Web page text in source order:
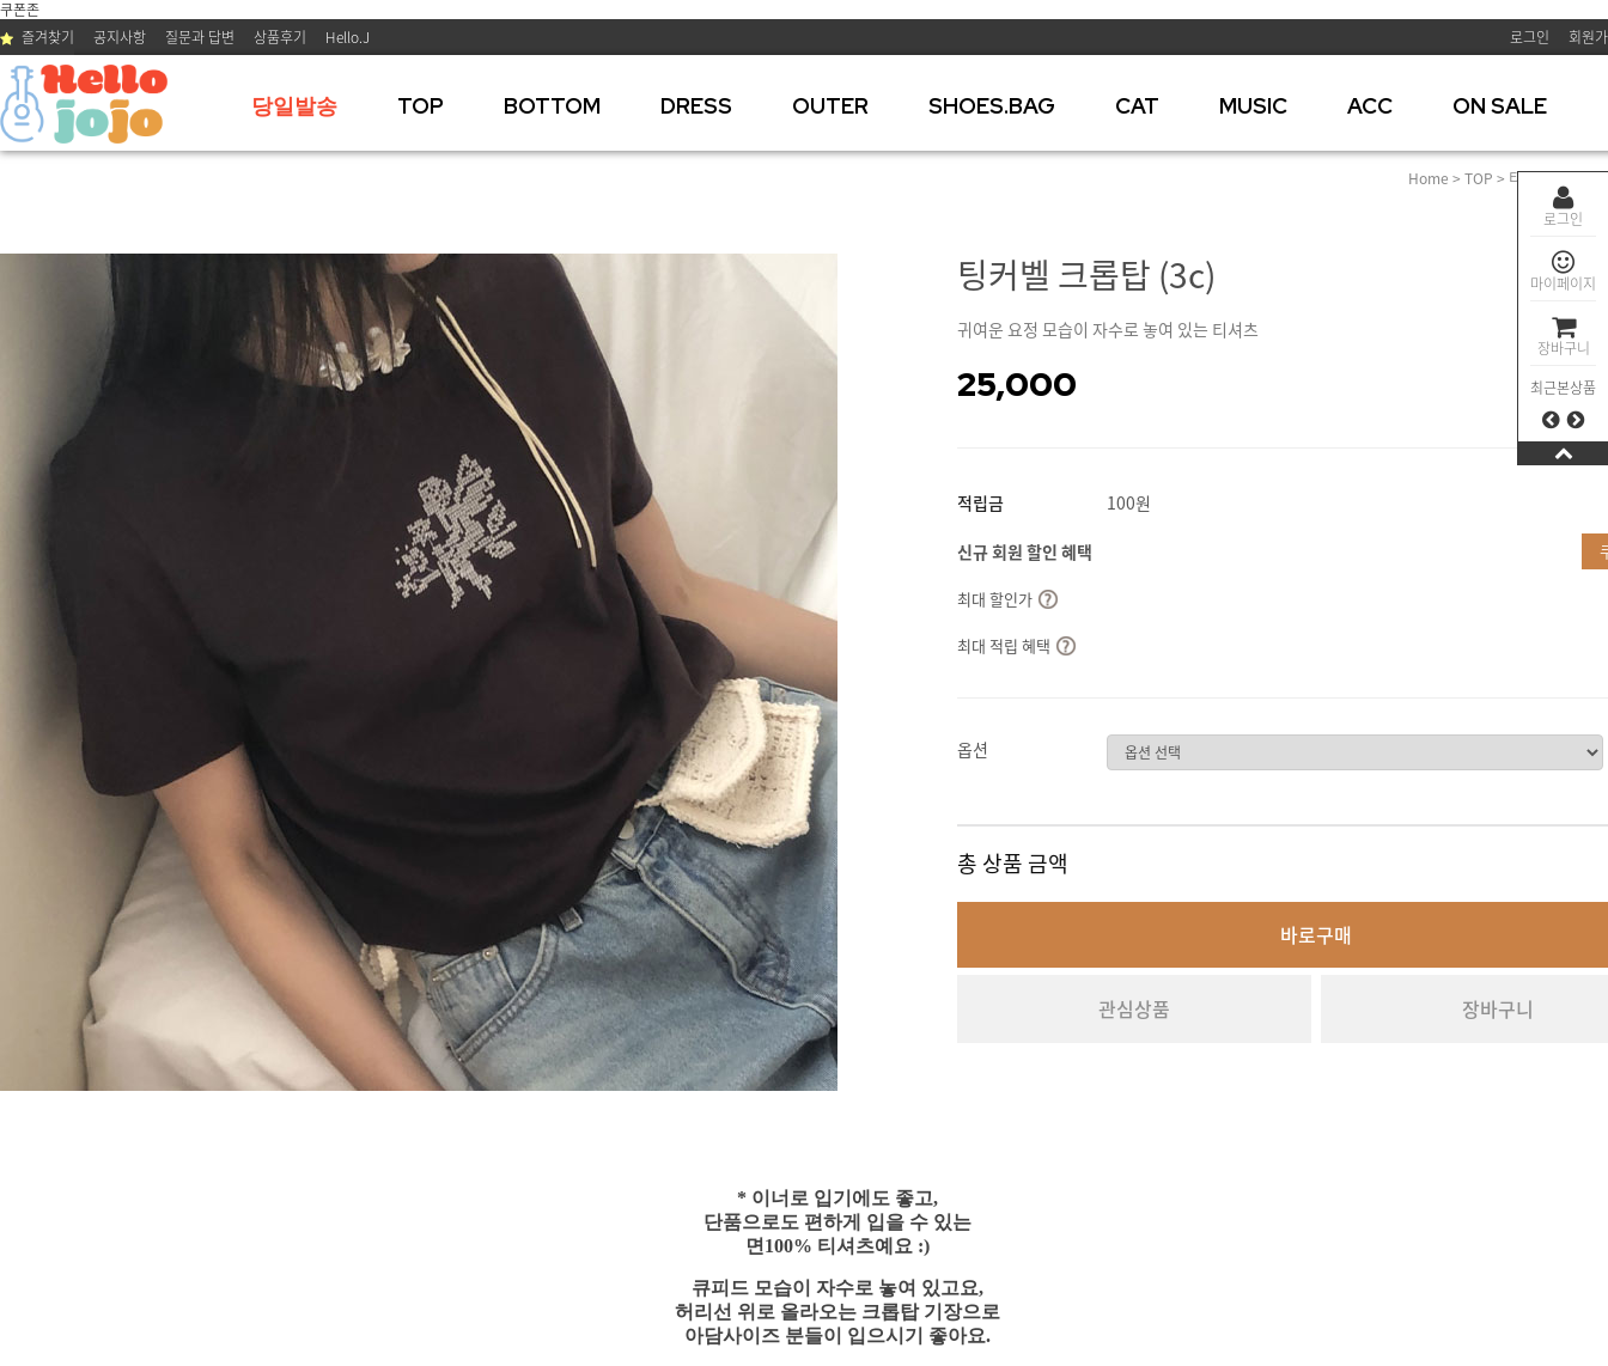
쿠폰존
로그인
마이페이지
장바구니
최근본상품
즐겨찾기 공지사항 질문과 답변 상품후기 Hello.J 로그인 회원
당일발송 TOP BOTTOM DRESS OUTER SHOES.BAG CAT MUSIC ACC ON SALE
Home > TOP > 티셔츠> 팅커벨
팅커벨 크롭탑 (3c)
귀여운 요정 모습이 자수로 놓여 있는 티셔츠
25,000
적립금 100원
신규 회원 할인 혜택
최대 할인가
최대 적립 혜택
옵션
총 상품 금액
바로구매
관심상품 장바구니
* 이너로 입기에도 좋고,
단품으로도 편하게 입을 수 있는
면100% 티셔츠예요 :)
큐피드 모습이 자수로 놓여 있고요,
허리선 위로 올라오는 크롭탑 기장으로
아담사이즈 분들이 입으시기 좋아요.